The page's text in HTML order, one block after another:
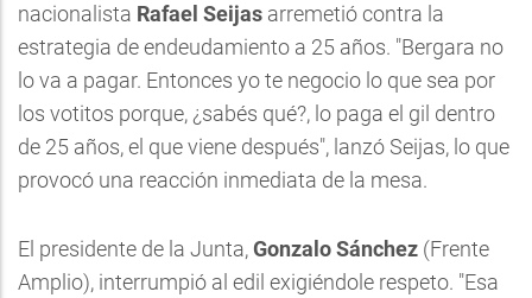
nacionalista Rafael Seijas arremetió contra la
estrategia de endeudamiento a 25 años. "Bergara no
lo va a pagar. Entonces yo te negocio lo que sea por
los votitos porque, ¿sabés qué?, lo paga el gil dentro
de 25 años, el que viene después", lanzó Seijas, lo que
provocó una reacción inmediata de la mesa.
El presidente de la Junta,Gonzalo Sánchez (Frente
Amplio), interrumpió al edil exigiéndole respeto. "Esa